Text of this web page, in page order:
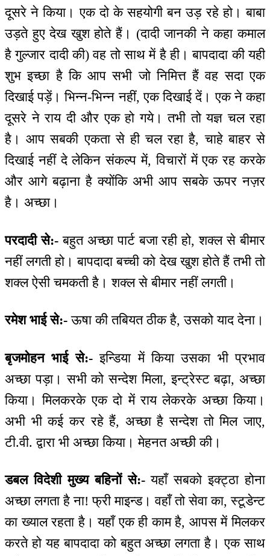
दूसरे ने किया। एक दो के सहयोगी बन उड़ रहे हो। बाबा
उड़ते हुए देख खुश होते हैं। (दादी जानकी ने कहा कमाल
है गुल्जार दादी की) वह तो साथ में है ही। बापदादा की यही
शुभ इच्छा है कि आप सभी जो निमित्त हैं वह सदा एक
दिखाई पड़ें। भिन्न-भिन्न नहीं, एक दिखाई दें। एक ने कहा
दूसरे ने राय दी और एक हो गये। तभी तो यज्ञ चल रहा
है। आप सबकी एकता से ही चल रहा है, चाहे बाहर से
दिखाई नहीं दे लेकिन संकल्प में, विचारों में एक रह करके
और आगे बढ़ाना है क्योंकि अभी आप सबके ऊपर नज़र
है। अच्छा।
परदादी से:-बहुत अच्छा पार्ट बजा रही हो, शक्ल से बीमार
नहीं लगती हो। बापदादा बच्ची को देख खुश होते हैं तभी तो
शक्ल ऐसी चमकती है। शक्ल से बीमार नहीं लगती।
रमेश भाई से:- ऊषा की तबियत ठीक है, उसको याद देना।
बृजमोहन भाई से:-इन्डिया में किया उसका भी प्रभाव
अच्छा पड़ा। सभी को सन्देश मिला, इन्ट्रेस्ट बढ़ा, अच्छा
किया। मिलकरके एक दो में राय लेकरके अच्छा किया।
अभी भी कई कर रहे हैं, अच्छा है सन्देश तो मिल जाए,
टी.वी. द्वारा भी अच्छा किया। मेहनत अच्छी की।
डबल विदेशी मुख्य बहिनों से:-यहाँ सबको इक्ट्ठा होना
अच्छा लगता है ना! फ्री माइन्ड। वहाँ तो सेवा का, स्टूडेन्ट
का ख्याल रहता है। यहाँ एक ही काम है, आपस में मिलकर
करते हो यह बापदादा को बहुत अच्छा लगता है। एक साथ